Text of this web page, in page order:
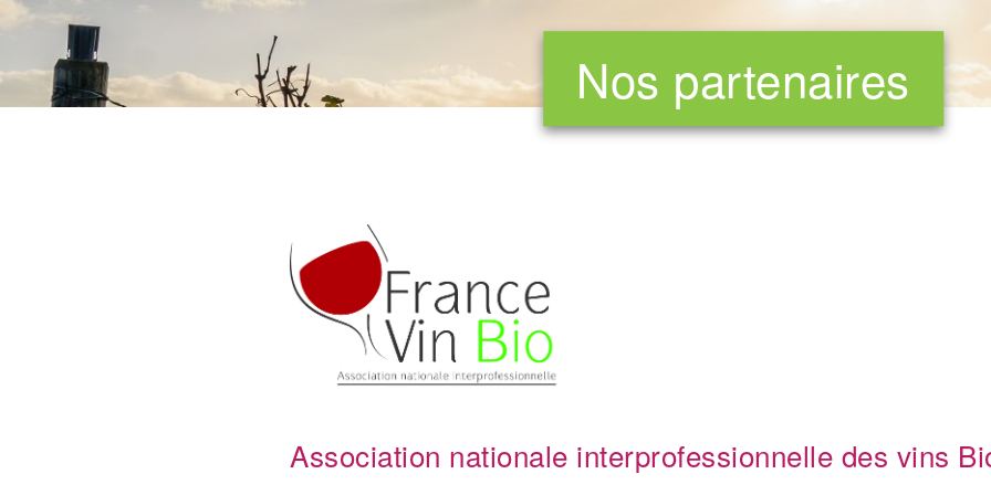
Nos partenaires
Association nationale interprofessionnelle des vins